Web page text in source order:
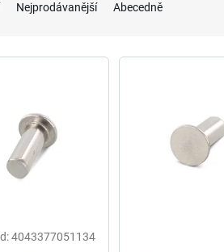
Nejprodávanější Abecedně
4043377051134